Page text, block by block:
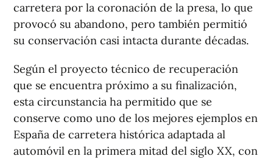
carretera por la coronación de la presa, lo que
provocó su abandono, pero también permitió
su conservación casi intacta durante décadas.
Según el proyecto técnico de recuperación
que se encuentra próximo a su finalización,
esta circunstancia ha permitido que se
conserve como uno de los mejores ejemplos en
España de carretera histórica adaptada al
automóvil en la primera mitad del siglo XX, con